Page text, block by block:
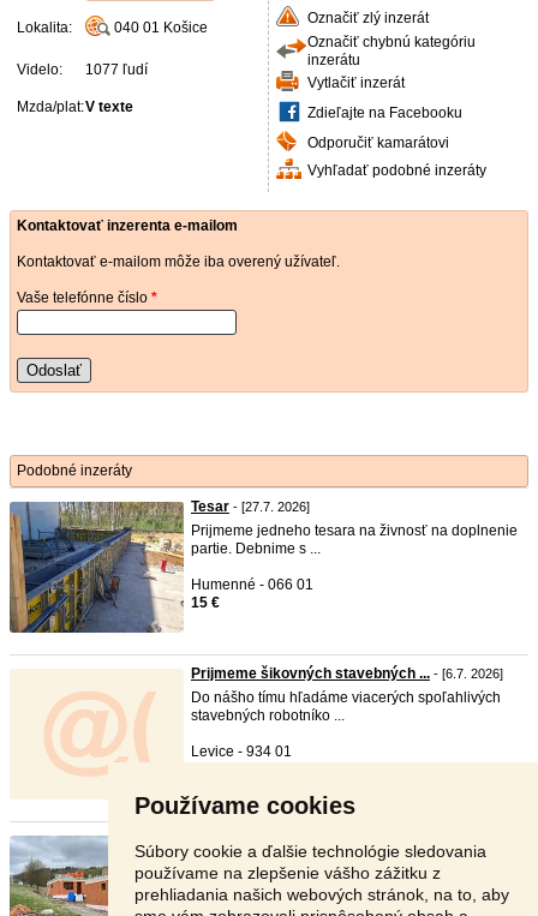
Používame cookies
Súbory cookie a ďalšie technológie sledovania
používame na zlepšenie vášho zážitku z
prehliadania našich webových stránok, na to, aby
Lokalita: 040 01 Košice
Videlo: 1077 ľudí
Mzda/plat:V texte
Označiť zlý inzerát
Označiť chybnú kategóriu
inzerátu
Vytlačiť inzerát
Zdieľajte na Facebooku
Odporučiť kamarátovi
Vyhľadať podobné inzeráty
Kontaktovať inzerenta e-mailom
Kontaktovať e-mailom môže iba overený užívateľ.
Vaše telefónne číslo *
Odoslať
Podobné inzeráty
Tesar - [27.7. 2026]
Prijmeme jedneho tesara na živnosť na doplnenie
partie. Debnime s ...
Humenné - 066 01
15 €
Prijmeme šikovných stavebných ... - [6.7. 2026]
Do nášho tímu hľadáme viacerých spoľahlivých
stavebných robotníko ...
Levice - 934 01
Dobrý deň, prijmeme do nášho tímu stavebného
pracovníka. Ná ...